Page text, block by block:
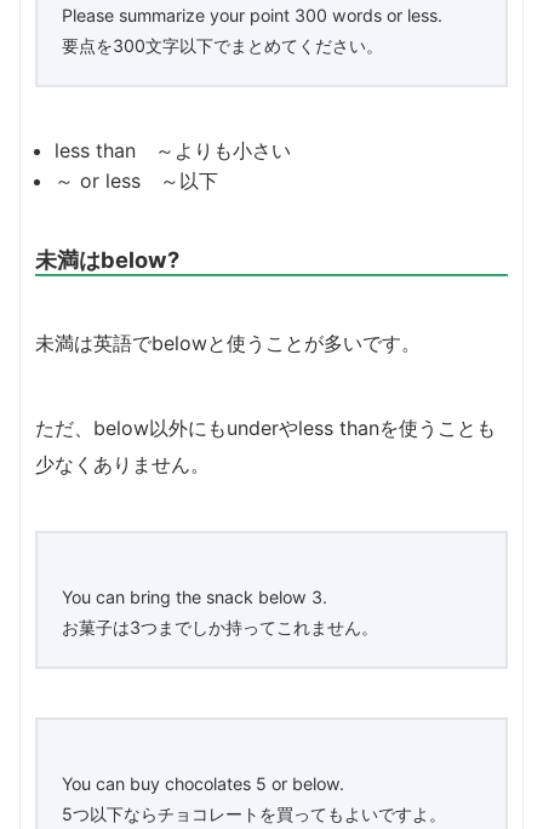
Please summarize your point 300 words or less.
要点を300文字以下でまとめてください。
less than ～よりも小さい
～ or less ～以下
未満はbelow?
未満は英語でbelowと使うことが多いです。
ただ、below以外にもunderやless thanを使うことも
少なくありません。
You can bring the snack below 3.
お菓子は3つまでしか持ってこれません。
You can buy chocolates 5 or below.
5つ以下ならチョコレートを買ってもよいですよ。